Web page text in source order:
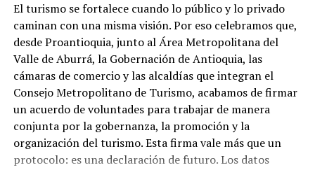
Creo que la cultura es un tema transversal que habilita
la creación y recreación de la identidad de las Naciones,
es su alma; es una gran industria que permite la
diversificación de la economía, aportando al
crecimiento económico, la generación de empleo y la
innovación social; es una gran herramienta diplomática
(soft power), porque es la mejor manera de llegar e
influir en otros países; es una forma de preservar el
patrimonio material e inmaterial, y un instrumento que
El turismo se fortalece cuando lo público y lo privado
caminan con una misma visión. Por eso celebramos que,
desde Proantioquia, junto al Área Metropolitana del
Valle de Aburrá, la Gobernación de Antioquia, las
cámaras de comercio y las alcaldías que integran el
Consejo Metropolitano de Turismo, acabamos de firmar
un acuerdo de voluntades para trabajar de manera
conjunta por la gobernanza, la promoción y la
organización del turismo. Esta firma vale más que un
protocolo: es una declaración de futuro. Los datos